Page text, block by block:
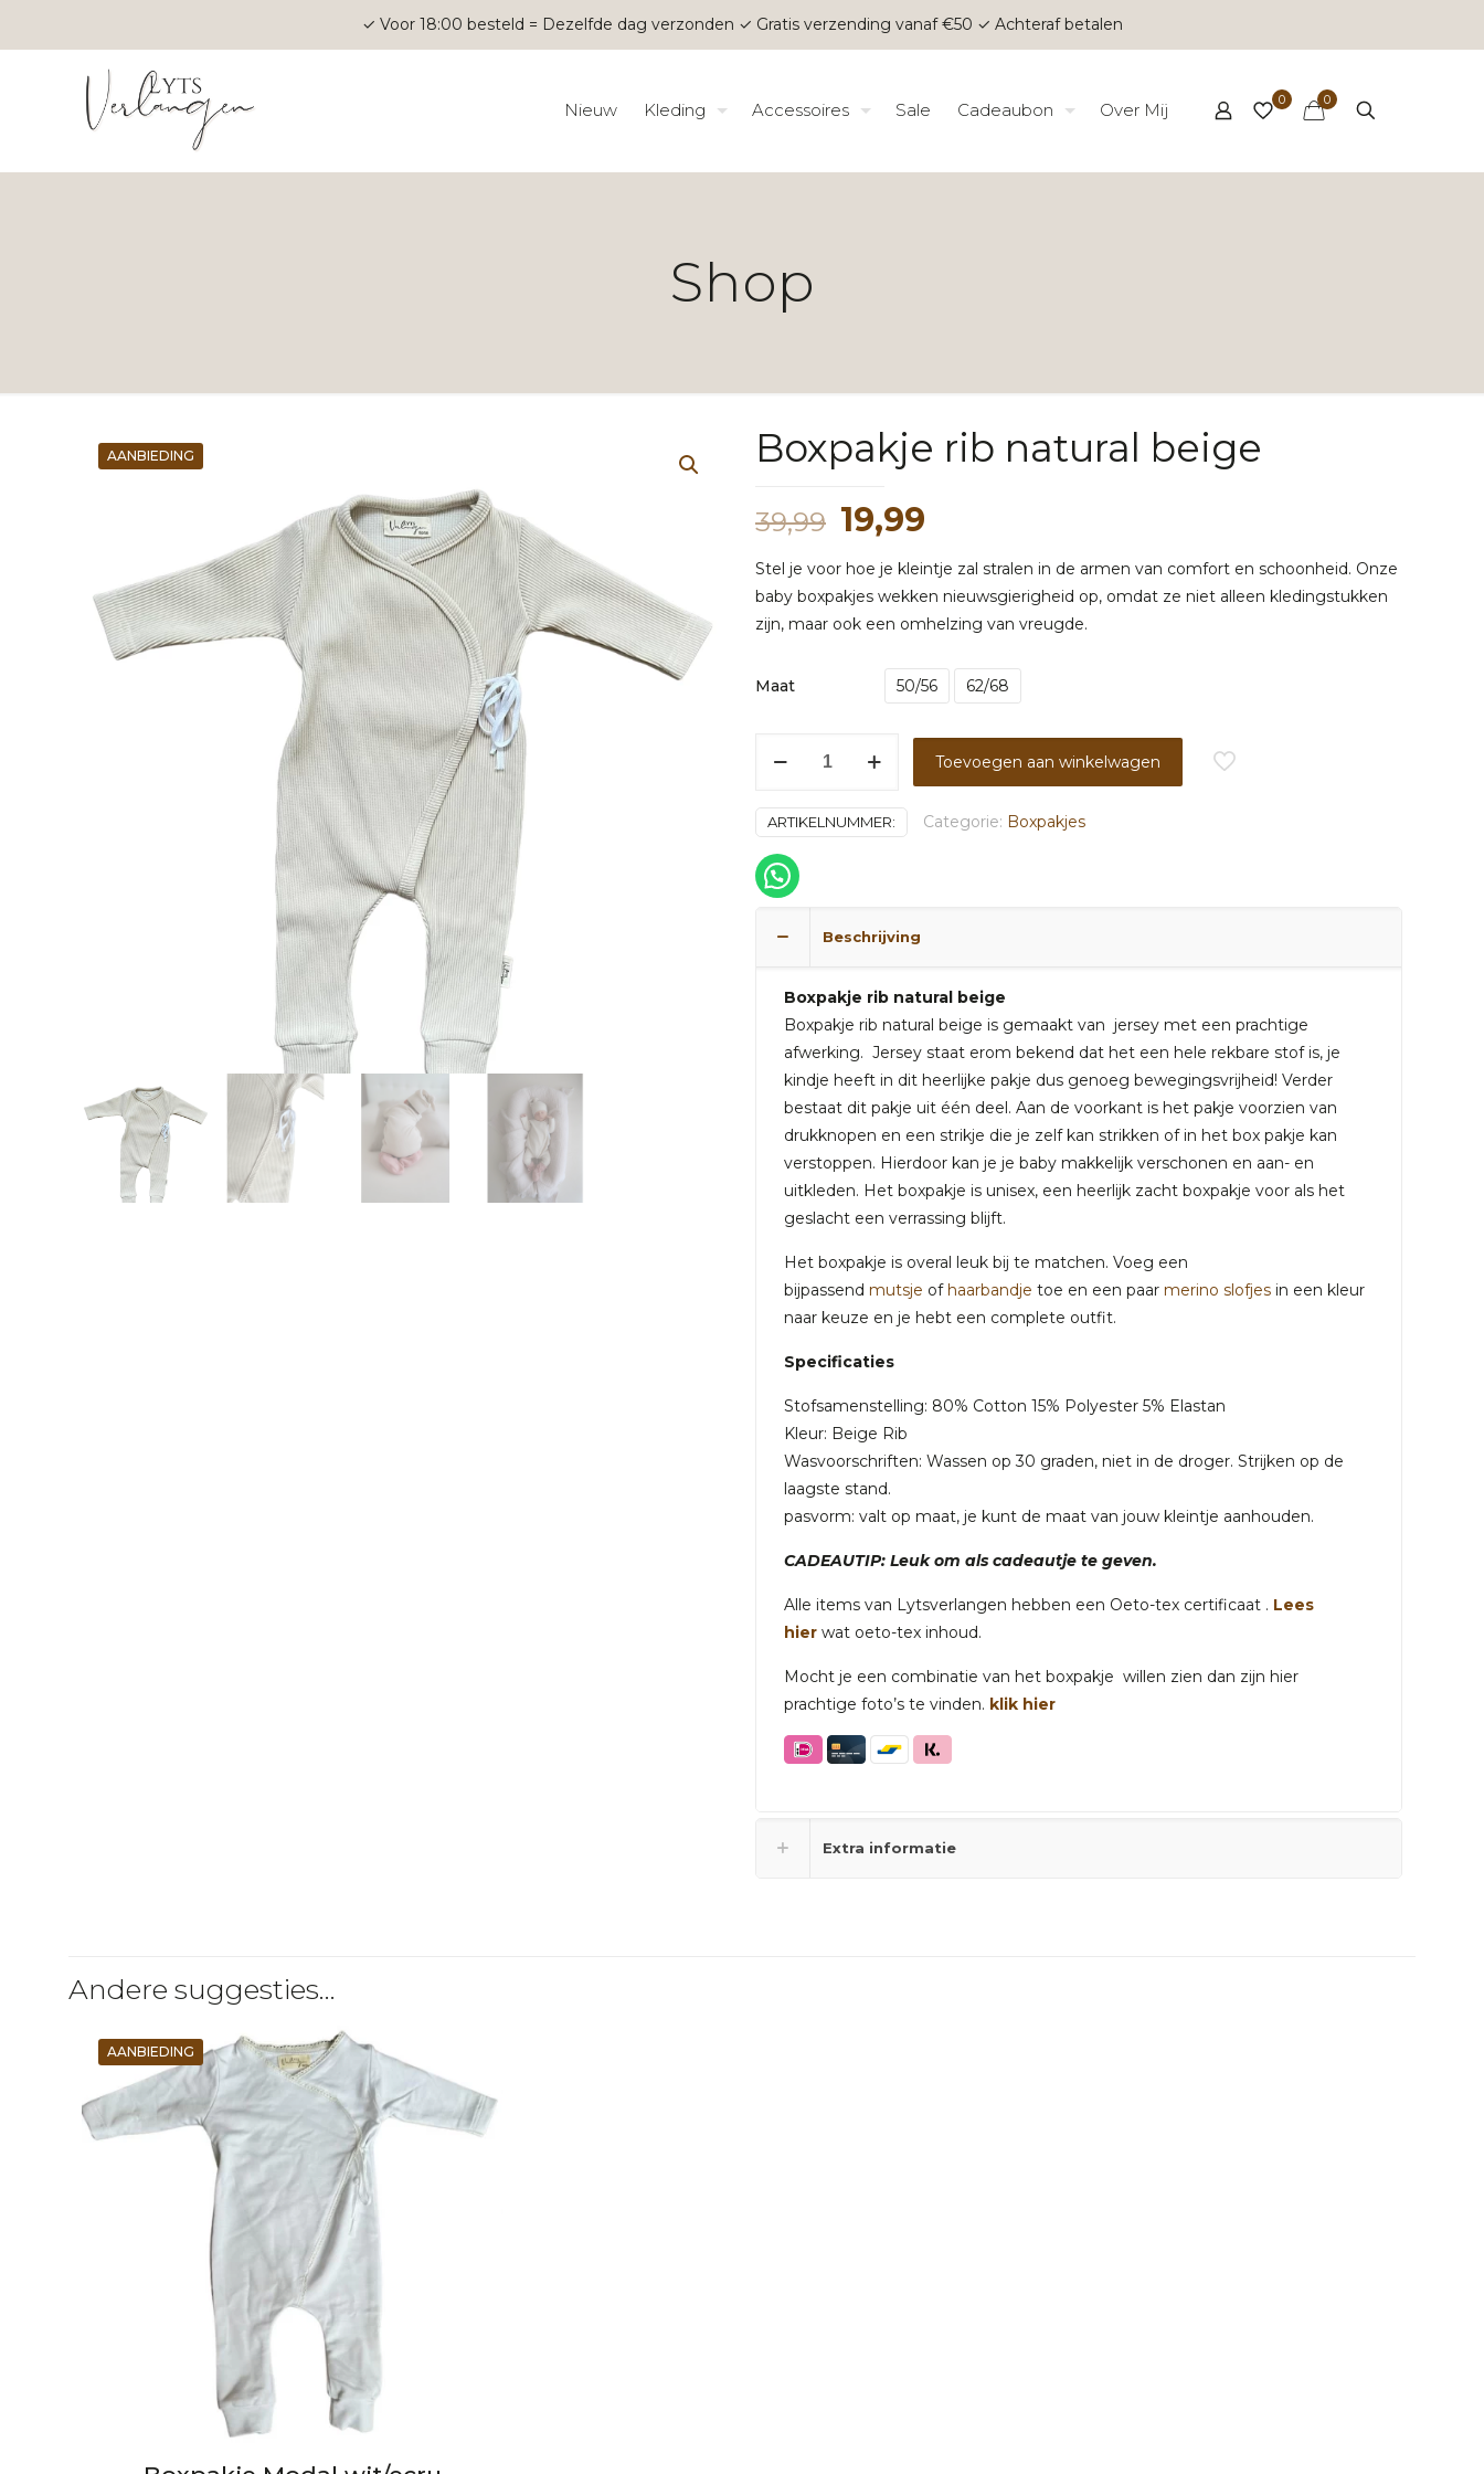
✓ Voor 18:00 besteld = Dezelfde dag verzonden ✓ Gratis verzending vanaf €50 ✓ Achteraf betalen
Nieuw Kleding Accessoires Sale Cadeaubon Over Mij 0 0
Shop
AANBIEDING Boxpakje rib natural beige
39,99 Oorspronkelijke
prijs
was:
39,99.
19,99
prijs
is:
19,99.
Stel je voor hoe je kleintje zal stralen in de armen van comfort en schoonheid. Onze
baby boxpakjes wekken nieuwsgierigheid op, omdat ze niet alleen kledingstukken
zijn, maar ook een omhelzing van vreugde.
Maat 50/56 62/68
beige
aantal
Toevoegen aan winkelwagen
ARTIKELNUMMER: Categorie: Boxpakjes
Beschrijving
Boxpakje rib natural beige
Boxpakje rib natural beige is gemaakt van jersey met een prachtige
afwerking. Jersey staat erom bekend dat het een hele rekbare stof is, je
kindje heeft in dit heerlijke pakje dus genoeg bewegingsvrijheid! Verder
bestaat dit pakje uit één deel. Aan de voorkant is het pakje voorzien van
drukknopen en een strikje die je zelf kan strikken of in het box pakje kan
verstoppen. Hierdoor kan je je baby makkelijk verschonen en aan- en
uitkleden. Het boxpakje is unisex, een heerlijk zacht boxpakje voor als het
geslacht een verrassing blijft.
Het boxpakje is overal leuk bij te matchen. Voeg een
bijpassend mutsje ofhaarbandje toe en een paar merino slofjes in een kleur
naar keuze en je hebt een complete outfit.
Specificaties
Stofsamenstelling: 80% Cotton 15% Polyester 5% Elastan
Kleur: Beige Rib
Wasvoorschriften: Wassen op 30 graden, niet in de droger. Strijken op de
laagste stand.
pasvorm: valt op maat, je kunt de maat van jouw kleintje aanhouden.
CADEAUTIP: Leuk om als cadeautje te geven.
Alle items van Lytsverlangen hebben een Oeto-tex certificaat . Lees
hier wat oeto-tex inhoud.
Mocht je een combinatie van het boxpakje willen zien dan zijn hier
prachtige foto’s te vinden. klik hier
Extra informatie
Andere suggesties…
AANBIEDING